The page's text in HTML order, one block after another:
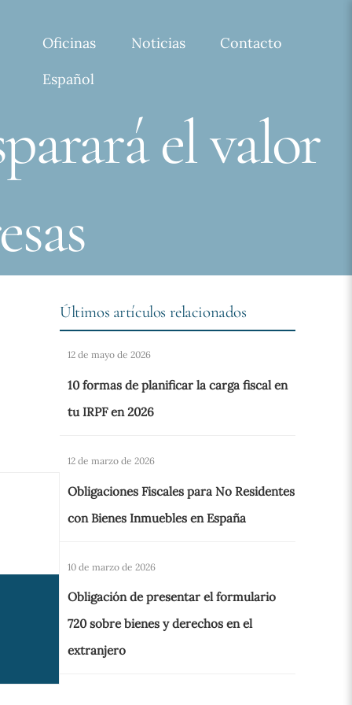
Oficinas Noticias
Contacto
Español
el valor
Últimos artículos relacionados
12 de mayo de 2026
10 formas de planificar la carga fiscal en
tu IRPF en 2026
12 de marzo de 2026
Obligaciones Fiscales para No Residentes
con Bienes Inmuebles en España
10 de marzo de 2026
Obligación de presentar el formulario
720 sobre bienes y derechos en el
extranjero